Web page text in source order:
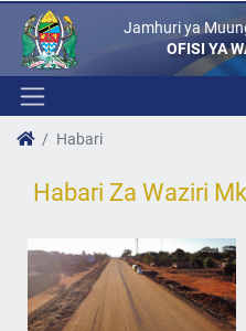
Jamhuri ya
OFISI YA
Habari
Habari Za Waziri